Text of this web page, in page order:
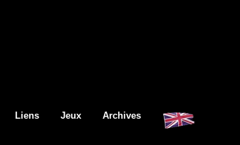
Liens Jeux Archives